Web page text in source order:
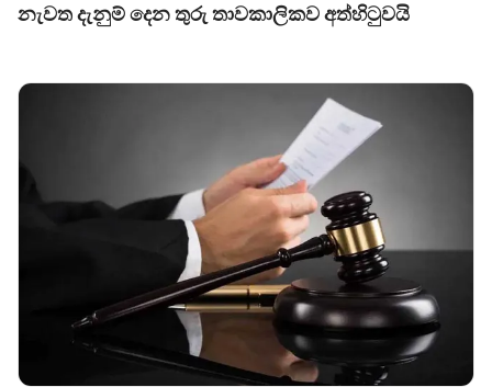
නැවත දැනුම් දෙන තුරු තාවකාලිකව අත්හිටුවයි